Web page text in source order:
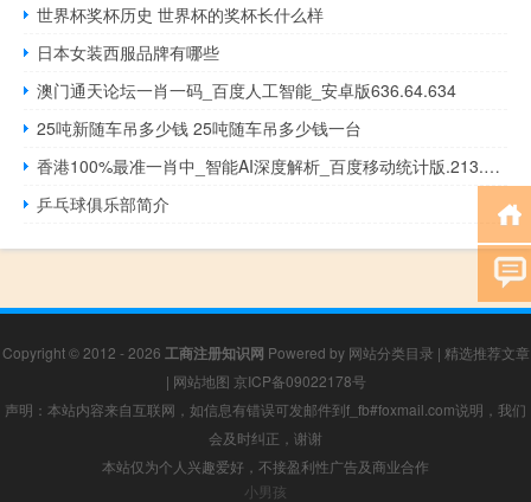
世界杯奖杯历史 世界杯的奖杯长什么样
日本女装西服品牌有哪些
澳门通天论坛一肖一码_百度人工智能_安卓版636.64.634
25吨新随车吊多少钱 25吨随车吊多少钱一台
香港100%最准一肖中_智能AI深度解析_百度移动统计版.213.1.451
乒乓球俱乐部简介
Copyright © 2012 - 2026 工商注册知识网 Powered by 网站分类目录 | 精选推荐文章
| 网站地图 京ICP备09022178号
声明：本站内容来自互联网，如信息有错误可发邮件到f_fb#foxmail.com说明，我们
会及时纠正，谢谢
本站仅为个人兴趣爱好，不接盈利性广告及商业合作
小男孩